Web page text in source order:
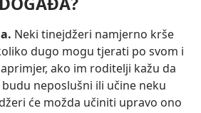
Neki tinejdžeri namjerno krše
dugo mogu tjerati po svom i
ako im roditelji kažu da
neposlušni ili učine neku
će možda učiniti upravo ono